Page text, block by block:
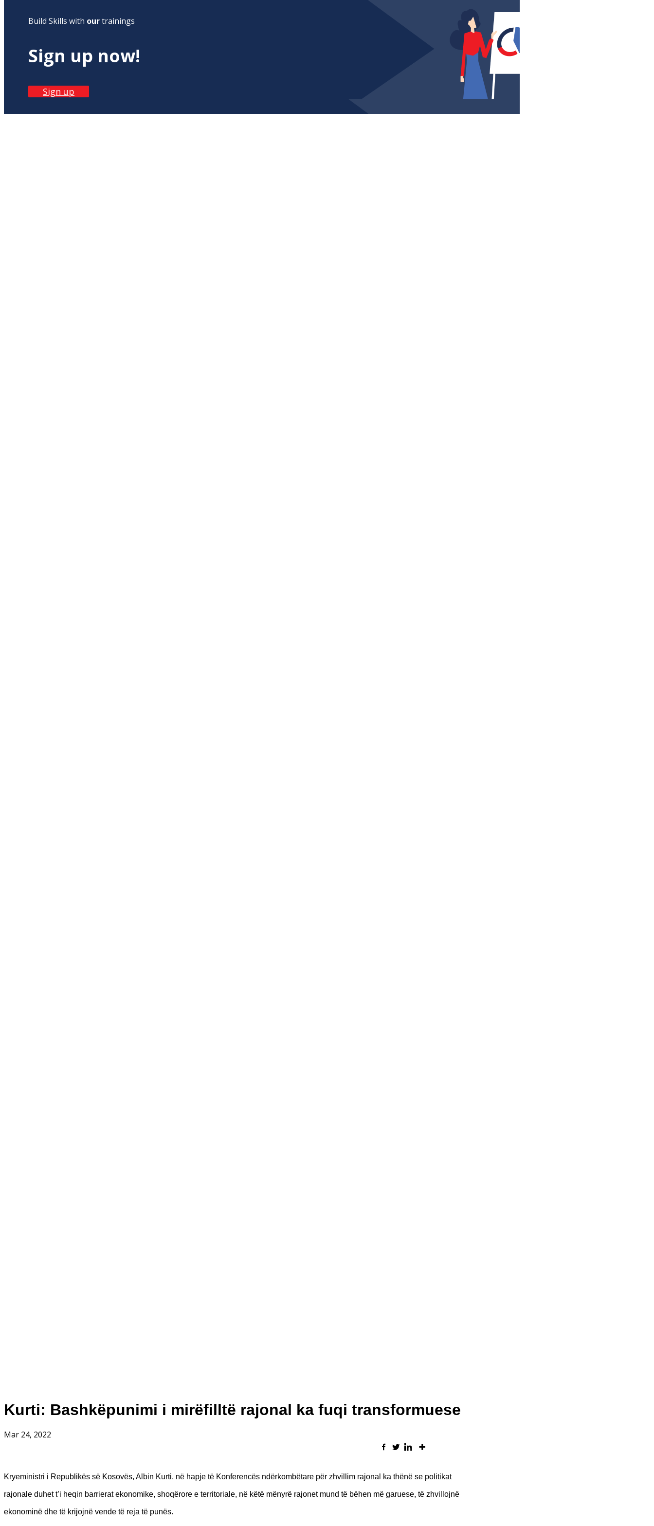
Build Skills with ourtrainings
Sign up now!
Sign up
Kurti: Bashkëpunimi i mirëfilltë rajonal ka fuqi transformuese
Mar 24, 2022
Kryeministri i Republikës së Kosovës, Albin Kurti, në hapje të Konferencës ndërkombëtare për zhvillim rajonal ka thënë se politikat
rajonale duhet t’i heqin barrierat ekonomike, shoqërore e territoriale, në këtë mënyrë rajonet mund të bëhen më garuese, të zhvillojnë
ekonominë dhe të krijojnë vende të reja të punës.